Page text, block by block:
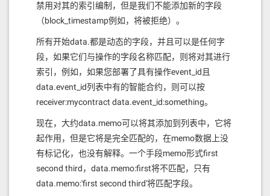
禁用对其的索引编制，但是我们不能添加新的字段
（block_timestamp例如，将被拒绝）。
所有开始data.都是动态的字段，并且可以是任何字
段，如果它们与操作的字段名称匹配，则将对其进行
索引，例如，如果您部署了具有操作event_id且
data.event_id列表中有的智能合约，则可以按
receiver:mycontract data.event_id:something。
现在，大约data.memo可以将其添加到列表中，它将
起作用，但是它将是完全匹配的，在memo数据上没
有标记化，也没有解释。一个手段memo形式first
second third，data.memo:first将不匹配，只有
data.memo:'first second third'将匹配字段。